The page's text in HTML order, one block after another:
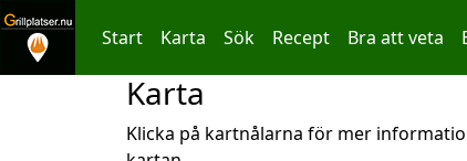
Hoppa till innehållet
Start Karta Sök Recept Bra att veta
Karta
Klicka på kartnålarna för mer